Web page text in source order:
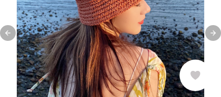
Previous slide